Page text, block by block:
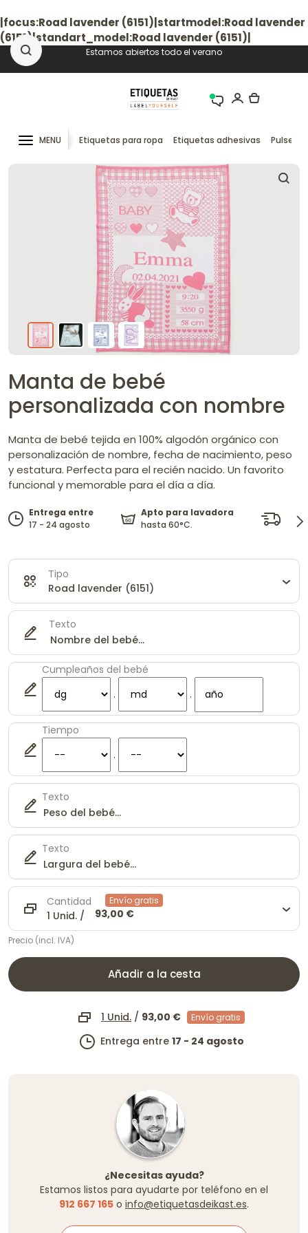
|focus:Road lavender (6151)|startmodel:Road lavender
(6151)|standart_model:Road lavender (6151)|
Estamos abiertos todo el verano
MENU Etiquetas para ropa Etiquetas adhesivas
Manta de bebé
personalizada con nombre
Manta de bebé tejida en 100% algodón orgánico con
personalización de nombre, fecha de nacimiento, peso
y estatura. Perfecta para el recién nacido. Un favorito
funcional y memorable para el día a día.
Entrega entre
17 - 24 agosto
Apto para lavadora
hasta 60°C.
en
Tipo
Road lavender (6151)
Texto
Cumpleaños del bebé
.
.
Tiempo
.
Texto
Texto
Cantidad
1 Unid. /
Envío gratis
93,00 €
Precio (incl. IVA)
Añadir a la cesta
1 Unid. / 93,00 € Envío gratis
Entrega entre 17 - 24 agosto
¿Necesitas ayuda?
Estamos listos para ayudarte por teléfono en el
912 667 165 o info@etiquetasdeikast.es.